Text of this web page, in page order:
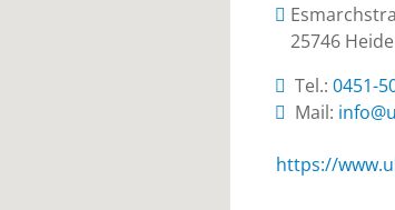
25746 Heide
Tel.: 0451-
Mail:
https://